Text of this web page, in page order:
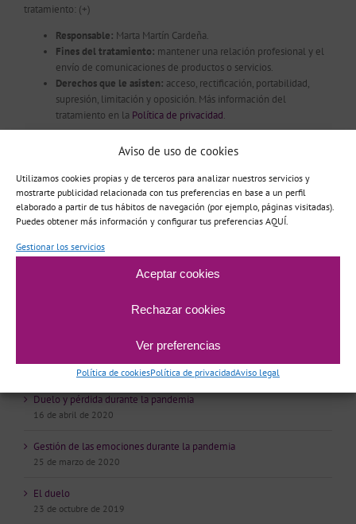
Aviso de uso de cookies
Utilizamos cookies propias y de terceros para analizar nuestros servicios y
mostrarte publicidad relacionada con tus preferencias en base a un perfil
elaborado a partir de tus hábitos de navegación (por ejemplo, páginas visitadas).
Puedes obtener más información y configurar tus preferencias AQUÍ.
Gestionar los servicios
Aceptar cookies
Rechazar cookies
Ver preferencias
Política de cookiesPolítica de privacidadAviso legal
tratamiento: (+)
Responsable: Marta Martín Cardeña.
Fines del tratamiento: mantener una relación profesional y el
envío de comunicaciones de productos o servicios.
Derechos que le asisten: acceso, rectificación, portabilidad,
supresión, limitación y oposición. Más información del
tratamiento en la Política de privacidad.
los datos de tus comentarios.
Últimas entradas
Duelo y pérdida durante la pandemia
16 de abril de 2020
Gestión de las emociones durante la pandemia
25 de marzo de 2020
El duelo
23 de octubre de 2019